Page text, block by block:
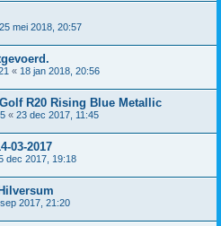
25 mei 2018, 20:57
« 18 jan 2018, 20:56
R20 Rising Blue Metallic
« 23 dec 2017, 11:45
03-2017
dec 2017, 19:18
2017, 21:20